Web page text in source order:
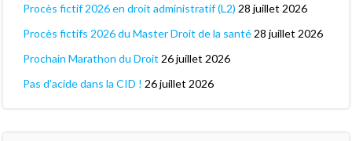
Procès fictif 2026 en droit administratif (L2) 28 juillet 2026
Procès fictifs 2026 du Master Droit de la santé 28 juillet 2026
Prochain Marathon du Droit 26 juillet 2026
Pas d’acide dans la CID ! 26 juillet 2026